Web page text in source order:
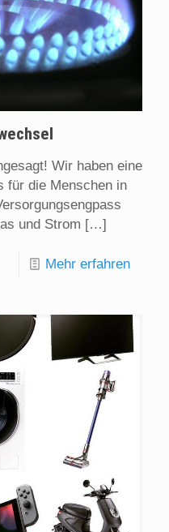
Wir haben eine
für die Menschen in
und Strom […]
Mehr erfahren